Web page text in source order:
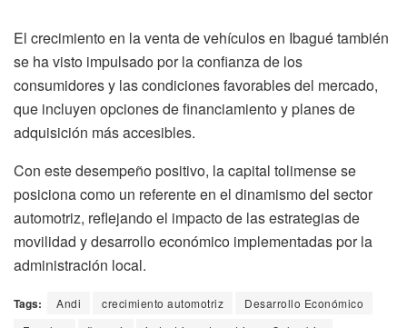
El crecimiento en la venta de vehículos en Ibagué también
se ha visto impulsado por la confianza de los
consumidores y las condiciones favorables del mercado,
que incluyen opciones de financiamiento y planes de
adquisición más accesibles.
Con este desempeño positivo, la capital tolimense se
posiciona como un referente en el dinamismo del sector
automotriz, reflejando el impacto de las estrategias de
movilidad y desarrollo económico implementadas por la
administración local.
Tags: Andi crecimiento automotriz
Desarrollo Económico